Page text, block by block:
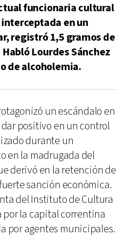
funcionaria cultural
en un
registró 1,5 gramos de
Lourdes Sánchez
de alcoholemia.
un escándalo en
positivo en un control
durante un
en la madrugada del
derivó en la retención de
sanción económica.
del Instituto de Cultura
la capital correntina
por agentes municipales.